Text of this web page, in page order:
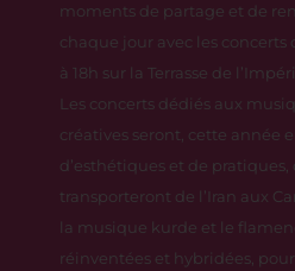
moments de partage et de
chaque jour avec les concerts
à 18h sur la Terrasse de
Les concerts dédiés aux
créatives seront, cette année
d’esthétiques et de
transporteront de l’Iran aux
la musique kurde et le
réinventées et hybridées,